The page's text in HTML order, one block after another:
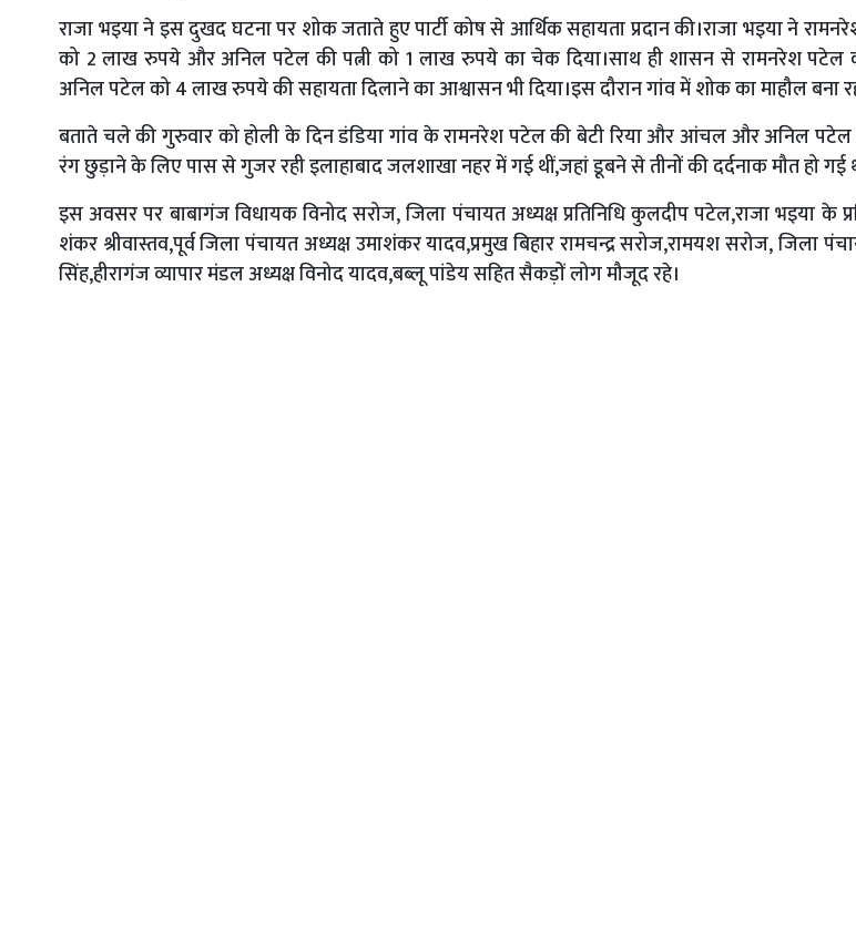
राजा भ‌इया ने इस दुखद घटना पर शोक जताते हुए पार्टी कोष से आर्थिक सहायता प्रदान की।राजा भ‌इया ने
को 2 लाख रुपये और अनिल पटेल की पत्नी को 1 लाख रुपये का चेक दिया।साथ ही शासन से रामनरेश
अनिल पटेल को 4 लाख रुपये की सहायता दिलाने का आश्वासन भी दिया।इस दौरान गांव में शोक का माहौल बना
बताते चले की गुरुवार को होली के दिन डंडिया गांव के रामनरेश पटेल की बेटी रिया और आंचल और अनिल पटेल
रंग छुड़ाने के लिए पास से गुजर रही इलाहाबाद जलशाखा नहर में गई थीं,जहां डूबने से तीनों की दर्दनाक मौत हो गई
इस अवसर पर बाबागंज विधायक विनोद सरोज, जिला पंचायत अध्यक्ष प्रतिनिधि कुलदीप पटेल,राजा भ‌इया के
शंकर श्रीवास्तव,पूर्व जिला पंचायत अध्यक्ष उमाशंकर यादव,प्रमुख बिहार रामचन्द्र सरोज,रामयश सरोज, जिला
सिंह,हीरागंज व्यापार मंडल अध्यक्ष विनोद यादव,बब्लू पांडेय सहित सैकड़ों लोग मौजूद रहे।